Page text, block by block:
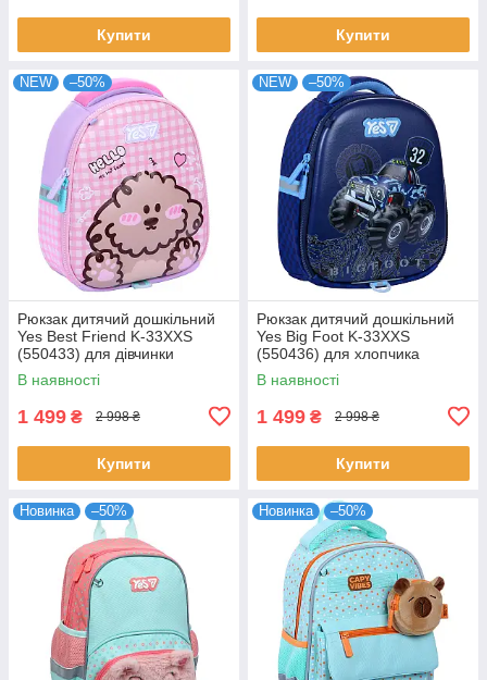
Купити Купити
NEW –50%
Рюкзак дитячий дошкільний
Yes Best Friend K-33XXS
(550433) для дівчинки
В наявності
1 499 ₴ 2 998 ₴
Купити
NEW –50%
Рюкзак дитячий дошкільний
Yes Big Foot K-33XXS
(550436) для хлопчика
В наявності
1 499 ₴ 2 998 ₴
Купити
Новинка –50% Новинка –50%